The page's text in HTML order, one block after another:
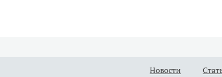
Новости